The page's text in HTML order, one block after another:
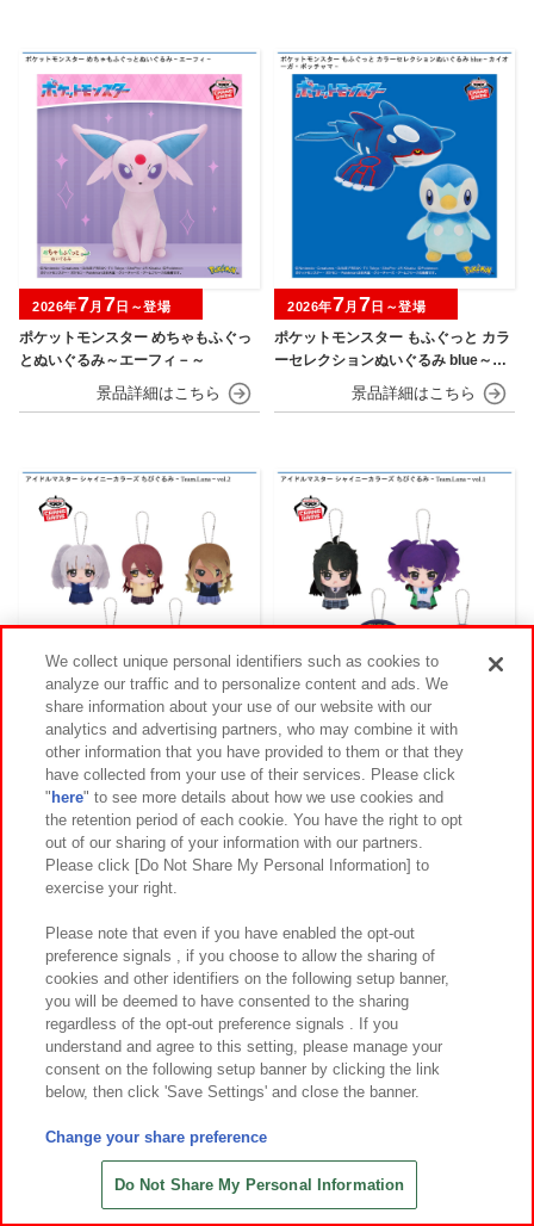
ポケットモンスター めちゃもふぐっ
とぬいぐるみ～エーフィ－～
2026年7月 7日～登場
ポケットモンスター もふぐっと カラ
ーセレクションぬいぐるみ blue～カ
イオーガ・ポッチャマ～
2026年7月 7日～登場
アイドルマスター シャイニーカラー
ズ ちびぐるみ～Team.Luna～vol.2
2026年7月第2週～登場
アイドルマスター シャイニーカラー
ズ ちびぐるみ～Team.Luna～vol.1
2026年7月第2週～登場
いれいす ピタッとおともぬいぐるみ
2026年7月 3日～登場
ケロロ軍曹 ちびぐるみ～ナムコキャ
We collect unique personal identifiers such as cookies to
analyze our traffic and to personalize content and ads. We
share information about your use of our website with our
analytics and advertising partners, who may combine it with
other information that you have provided to them or that they
have collected from your use of their services. Please click
" here" to see more details about how we use cookies and
the retention period of each cookie. You have the right to opt
out of our sharing of your information with our partners.
Please click [Do Not Share My Personal Information] to
exercise your right.
Please note that even if you have enabled the opt-out
preference signals , if you choose to allow the sharing of
cookies and other identifiers on the following setup banner,
you will be deemed to have consented to the sharing
regardless of the opt-out preference signals . If you
understand and agree to this setting, please manage your
consent on the following setup banner by clicking the link
below, then click 'Save Settings' and close the banner.
Change your share preference
Do Not Share My Personal Information